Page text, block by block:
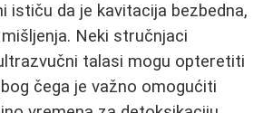
ističu da je kavitacija bezbedna,
Neki stručnjaci
talasi mogu opteretiti
čega je važno omogućiti